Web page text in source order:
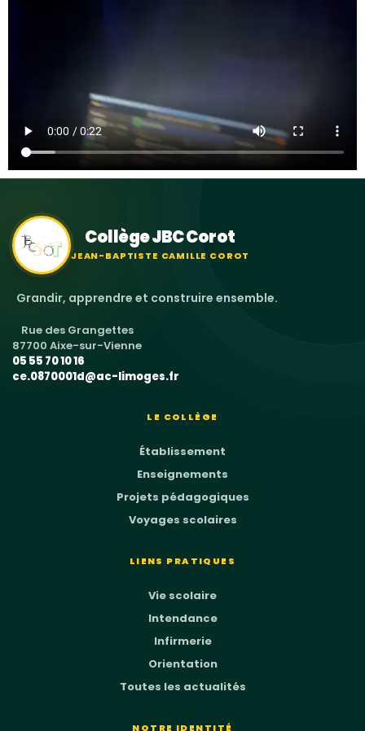
Collège JBC Corot
JEAN-BAPTISTE CAMILLE COROT
Grandir, apprendre et construire ensemble.
Rue des Grangettes
87700 Aixe-sur-Vienne
05 55 70 10 16
ce.0870001d@ac-limoges.fr
LE COLLÈGE
Établissement
Enseignements
Projets pédagogiques
Voyages scolaires
LIENS PRATIQUES
Vie scolaire
Intendance
Infirmerie
Orientation
Toutes les actualités
NOTRE IDENTITÉ